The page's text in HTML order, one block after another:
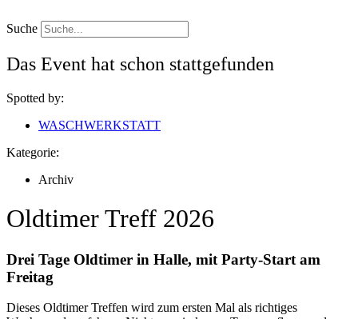
Inhalt
springen
Suche
Das Event hat schon stattgefunden
Spotted by:
WASCHWERKSTATT
Kategorie:
Archiv
Oldtimer Treff 2026
Drei Tage Oldtimer in Halle, mit Party-Start am
Freitag
Dieses Oldtimer Treffen wird zum ersten Mal als richtiges